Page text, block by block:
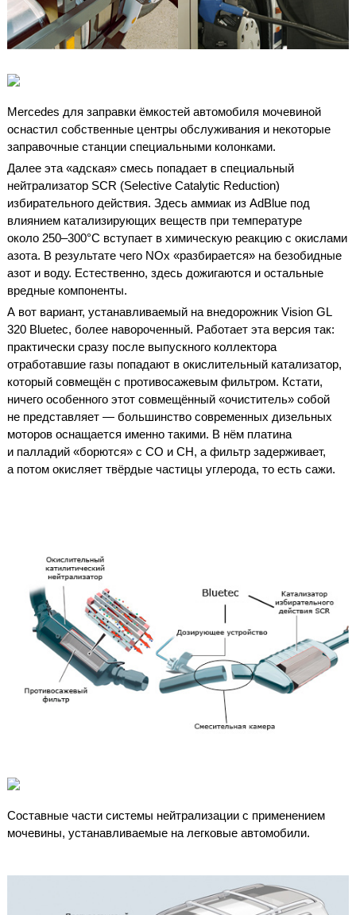
Mercedes для заправки ёмкостей автомобиля мочевиной
оснастил собственные центры обслуживания и некоторые
заправочные станции специальными колонками.
Далее эта «адская» смесь попадает в специальный
нейтрализатор SCR (Selective Catalytic Reduction)
избирательного действия. Здесь аммиак из AdBlue под
влиянием катализирующих веществ при температуре
около 250–300°С вступает в химическую реакцию с окислами
азота. В результате чего NOx «разбирается» на безобидные
азот и воду. Естественно, здесь дожигаются и остальные
вредные компоненты.
А вот вариант, устанавливаемый на внедорожник Vision GL
320 Bluetec, более навороченный. Работает эта версия так:
практически сразу после выпускного коллектора
отработавшие газы попадают в окислительный катализатор,
который совмещён с противосажевым фильтром. Кстати,
ничего особенного этот совмещённый «очиститель» собой
не представляет — большинство современных дизельных
моторов оснащается именно такими. В нём платина
и палладий «борются» с СО и СН, а фильтр задерживает,
а потом окисляет твёрдые частицы углерода, то есть сажи.
Составные части системы нейтрализации с применением
мочевины, устанавливаемые на легковые автомобили.